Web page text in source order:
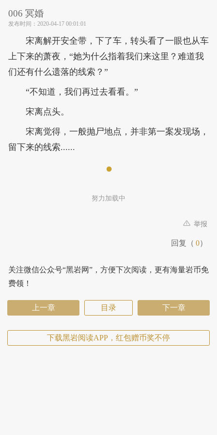
006 冥婚
发布时间： 2020-04-17 00:01:01
宋离解开安全带，下了车，转头看了一眼也从车
上下来的萧夜，“她为什么指着我们来这里？难道我
们还有什么遗落的线索？”
“不知道，我们再过去看看。”
宋离点头。
宋离觉得，一般抛尸地点，并非第一案发现场，
留下来的线索......
努力加载中
举报
回复（ 0）
关注微信公众号“黑岩网”，方便下次阅读，更有海量岩币免
费领！
上一章 目录 下一章
下载黑岩阅读APP，红包赠币奖不停